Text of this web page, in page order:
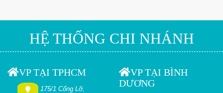
HỆ THỐNG CHI NHÁNH
VP TẠI TPHCM
175/1 Cống Lỡ,
VP TẠI BÌNH
DƯƠNG